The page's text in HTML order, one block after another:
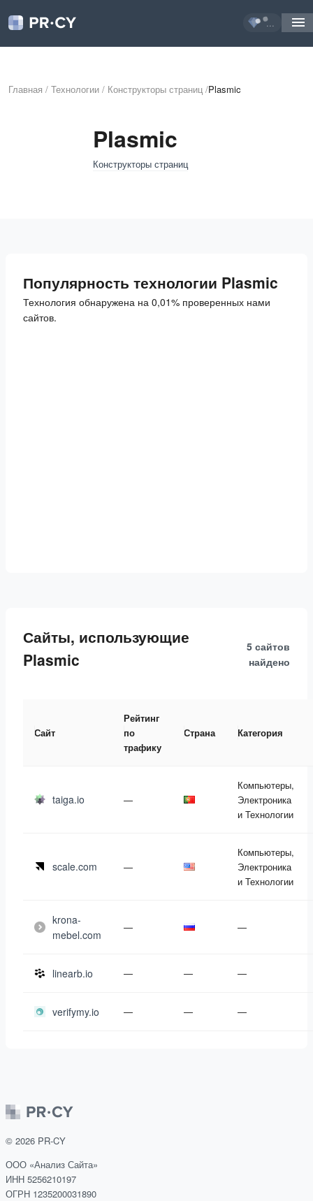
...
Главная / Технологии / Конструкторы страниц /Plasmic
Plasmic
Конструкторы страниц
Популярность технологии Plasmic
Технология обнаружена на 0,01% проверенных нами
сайтов.
Сайты, использующие
Plasmic
5 сайтов
найдено
Сайт
Рейтинг
по
трафику
Страна Категория
taiga.io —
Компьютеры,
Электроника
и Технологии
scale.com —
Компьютеры,
Электроника
и Технологии
krona-
mebel.com
— —
linearb.io — — —
verifymy.io — — —
© 2026 PR-CY
ООО «Анализ Сайта»
ИНН 5256210197
ОГРН 1235200031890